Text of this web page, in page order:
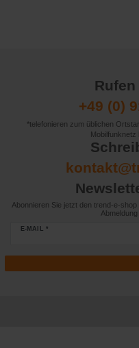
+49 (0)
*telefonieren zum üblichen
Mobilfunknetz
Abonnieren Sie jetzt den trend-e-
E-MAIL *